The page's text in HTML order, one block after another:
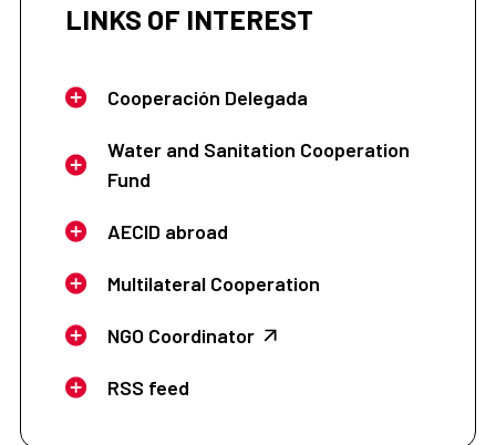
LINKS OF INTEREST
Cooperación Delegada
Water and Sanitation Cooperation
Fund
AECID abroad
Multilateral Cooperation
NGO Coordinator
RSS feed